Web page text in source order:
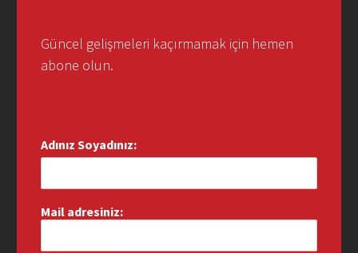
Güncel gelişmeleri kaçırmamak için hemen
abone olun.
Adınız Soyadınız:
Mail adresiniz: